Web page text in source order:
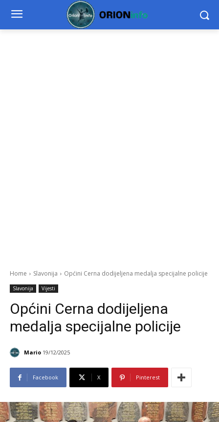
Home Slavonija Općini Cerna dodijeljena medalja specijalne policije
Slavonija Vijesti
Općini Cerna dodijeljena
medalja specijalne policije
Mario 19/12/2025
Facebook X Pinterest